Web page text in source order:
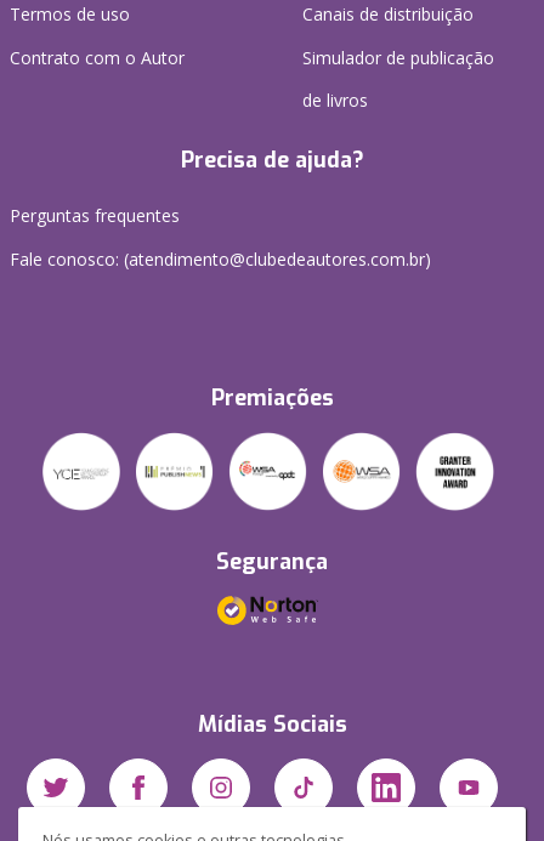
Termos de uso
Contrato com o Autor
Canais de distribuição
Simulador de publicação
de livros
Precisa de ajuda?
Perguntas frequentes
Fale conosco: (atendimento@clubedeautores.com.br)
Premiações
Segurança
Mídias Sociais